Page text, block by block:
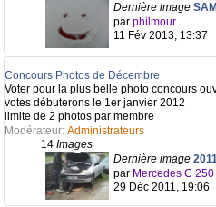
Dernière image
par philmour
11 Fév 2013, 13:37
Concours Photos de Décembre
Voter pour la plus belle photo concours
votes débuterons le 1er janvier 2012
limite de 2 photos par membre
Modérateur: Administrateurs
14 Images
Dernière image
par Mercedes C 250
29 Déc 2011, 19:06